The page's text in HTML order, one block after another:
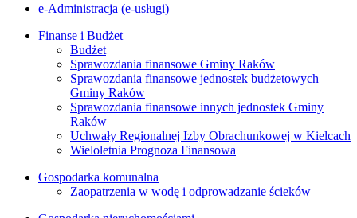
e-Administracja (e-usługi)
Finanse i Budżet
Budżet
Sprawozdania finansowe Gminy Raków
Sprawozdania finansowe jednostek budżetowych
Gminy Raków
Sprawozdania finansowe innych jednostek Gminy
Raków
Uchwały Regionalnej Izby Obrachunkowej w Kielcach
Wieloletnia Prognoza Finansowa
Gospodarka komunalna
Zaopatrzenia w wodę i odprowadzanie ścieków